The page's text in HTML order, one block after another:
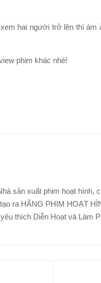
hai người trở lên thì
phim khác nhé!
sản xuất phim hoạt hình,
ra HÃNG PHIM HOẠT
thích Diễn Hoạt và Làm